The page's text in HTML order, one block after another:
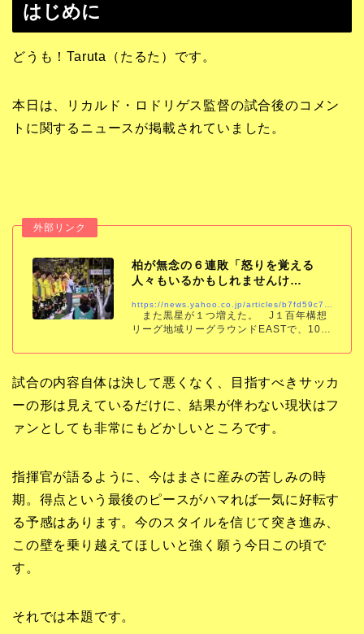
はじめに
どうも！Taruta（たるた）です。
本日は、リカルド・ロドリゲス監督の試合後のコメン
トに関するニュースが掲載されていました。
柏が無念の６連敗「怒りを覚える
人々もいるかもしれませんけ
https://news.yahoo.co.jp/articles/b7fd59c71e83c5d32c33abb5d474ee36e4c97f20
また黒星が１つ増えた。 J１百年構想
リーグ地域リーグラウンドEASTで、10
浦和とホームで対戦。58分に渡邊凌磨のヘ
試合の内容自体は決して悪くなく、目指すべきサッカ
ーの形は見えているだけに、結果が伴わない現状はフ
ァンとしても非常にもどかしいところです。
指揮官が語るように、今はまさに産みの苦しみの時
期。得点という最後のピースがハマれば一気に好転す
る予感はあります。今のスタイルを信じて突き進み、
この壁を乗り越えてほしいと強く願う今日この頃で
す。
それでは本題です。